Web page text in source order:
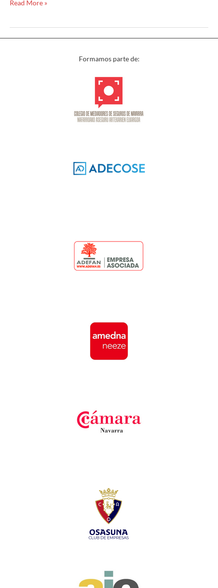
Read More »
Formamos parte de: